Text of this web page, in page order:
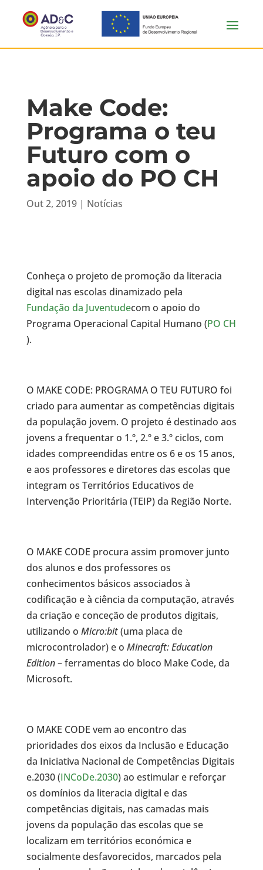
Make Code:
Programa o teu
Futuro com o
apoio do PO CH
Out 2, 2019| Notícias
Conheça o projeto de promoção da literacia
digital nas escolas dinamizado pela
Fundação da Juventudecom o apoio do
Programa Operacional Capital Humano (PO CH
).
O MAKE CODE: PROGRAMA O TEU FUTURO foi
criado para aumentar as competências digitais
da população jovem. O projeto é destinado aos
jovens a frequentar o 1.º, 2.º e 3.º ciclos, com
idades compreendidas entre os 6 e os 15 anos,
e aos professores e diretores das escolas que
integram os Territórios Educativos de
Intervenção Prioritária (TEIP) da Região Norte.
O MAKE CODE procura assim promover junto
dos alunos e dos professores os
conhecimentos básicos associados à
codificação e à ciência da computação, através
da criação e conceção de produtos digitais,
utilizando o Micro:bit(uma placa de
microcontrolador) e o Minecraft: Education
Edition– ferramentas do bloco Make Code, da
Microsoft.
O MAKE CODE vem ao encontro das
prioridades dos eixos da Inclusão e Educação
da Iniciativa Nacional de Competências Digitais
e.2030 (INCoDe.2030) ao estimular e reforçar
os domínios da literacia digital e das
competências digitais, nas camadas mais
jovens da população das escolas que se
localizam em territórios económica e
socialmente desfavorecidos, marcados pela